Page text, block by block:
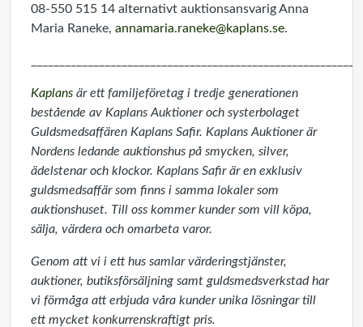
08-550 515 14 alternativt auktionsansvarig Anna
Maria Raneke, annamaria.raneke@kaplans.se.
Kaplans är ett familjeföretag i tredje generationen
bestående av Kaplans Auktioner och systerbolaget
Guldsmedsaffären Kaplans Safir. Kaplans Auktioner är
Nordens ledande auktionshus på smycken, silver,
ädelstenar och klockor. Kaplans Safir är en exklusiv
guldsmedsaffär som finns i samma lokaler som
auktionshuset. Till oss kommer kunder som vill köpa,
sälja, värdera och omarbeta varor.
Genom att vi i ett hus samlar värderingstjänster,
auktioner, butiksförsäljning samt guldsmedsverkstad har
vi förmåga att erbjuda våra kunder unika lösningar till
ett mycket konkurrenskraftigt pris.